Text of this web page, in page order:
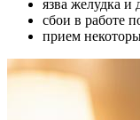
язва желудка и
сбои в работе
прием